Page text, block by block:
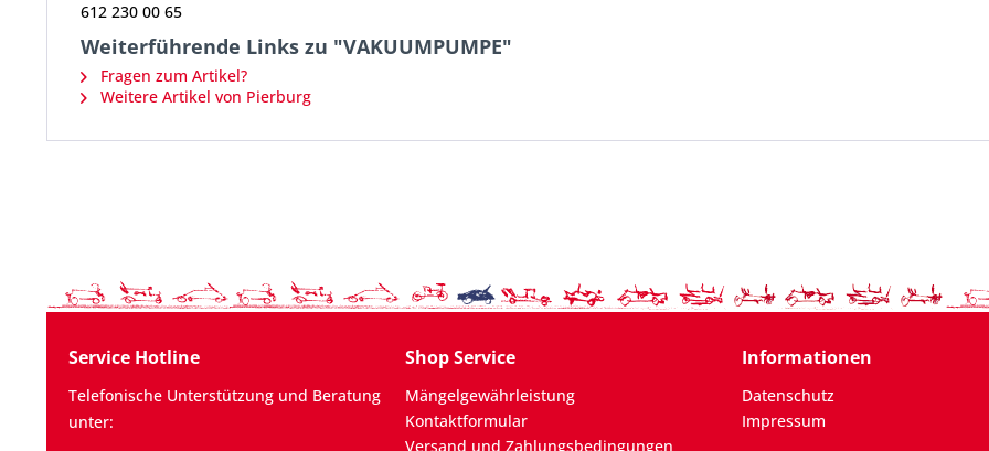
612 230 00 65
Weiterführende Links zu "VAKUUMPUMPE"
Fragen zum Artikel?
Weitere Artikel von Pierburg
Service Hotline
Telefonische Unterstützung und Beratung
unter:
Shop Service
Mängelgewährleistung
Kontaktformular
Versand und Zahlungsbedingungen
Informationen
Datenschutz
Impressum